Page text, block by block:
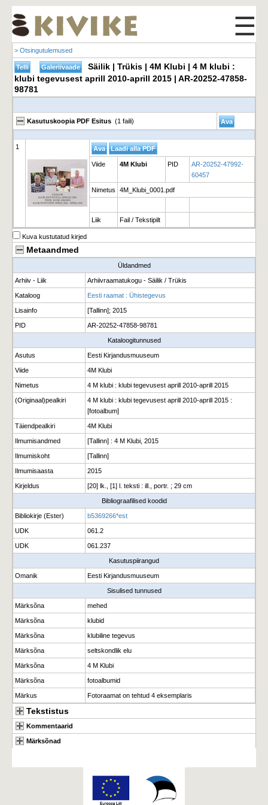
☰
> Otsingutulemused
Säilik | Trükis | 4M Klubi | 4 M klubi :
klubi tegevusest aprill 2010-aprill 2015 | AR-20252-47858-
98781
Kasutuskoopia PDF Esitus (1 faili)
1
Viide 4M Klubi PID
AR-20252-47992-
60457
Nimetus 4M_Klubi_0001.pdf
Liik Fail / Tekstipilt
Kuva kustutatud kirjed
Metaandmed
Üldandmed
Arhiiv - Liik Arhiivraamatukogu - Säilik / Trükis
Kataloog Eesti raamat : Ühistegevus
Lisainfo [Tallinn]; 2015
PID AR-20252-47858-98781
Kataloogitunnused
Asutus Eesti Kirjandusmuuseum
Viide 4M Klubi
Nimetus 4 M klubi : klubi tegevusest aprill 2010-aprill 2015
(Originaal)pealkiri
4 M klubi : klubi tegevusest aprill 2010-aprill 2015 :
[fotoalbum]
Täiendpealkiri 4M Klubi
Ilmumisandmed [Tallinn] : 4 M Klubi, 2015
Ilmumiskoht [Tallinn]
Ilmumisaasta 2015
Kirjeldus [20] lk., [1] l. teksti : ill., portr. ; 29 cm
Bibliograafilised koodid
Bibliokirje (Ester) b5369266*est
UDK 061.2
UDK 061.237
Kasutuspiirangud
Omanik Eesti Kirjandusmuuseum
Sisulised tunnused
Märksõna mehed
Märksõna klubid
Märksõna klubiline tegevus
Märksõna seltskondlik elu
Märksõna 4 M Klubi
Märksõna fotoalbumid
Märkus Fotoraamat on tehtud 4 eksemplaris
Tekstistus
Kommentaarid
Märksõnad